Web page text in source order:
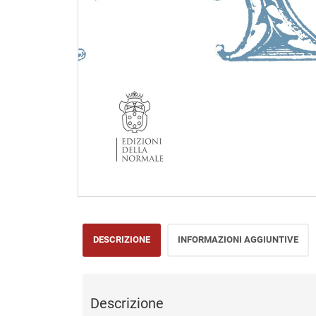
DESCRIZIONE INFORMAZIONI AGGIUNTIVE
Descrizione